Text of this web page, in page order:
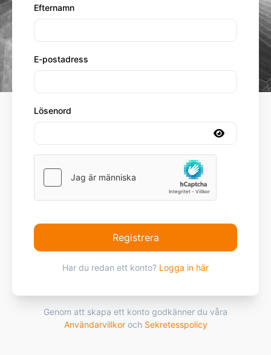
Efternamn
E-postadress
Lösenord
Registrera
Har du redan ett konto? Logga in här
Genom att skapa ett konto godkänner du våra
Användarvillkoroch Sekretesspolicy